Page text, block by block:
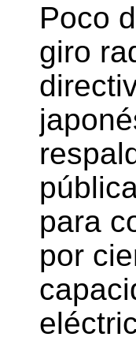
Poco
giro
para
por